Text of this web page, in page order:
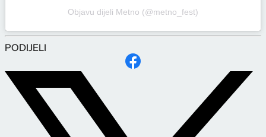
Objavu dijeli Metno (@metno_fest)
PODIJELI